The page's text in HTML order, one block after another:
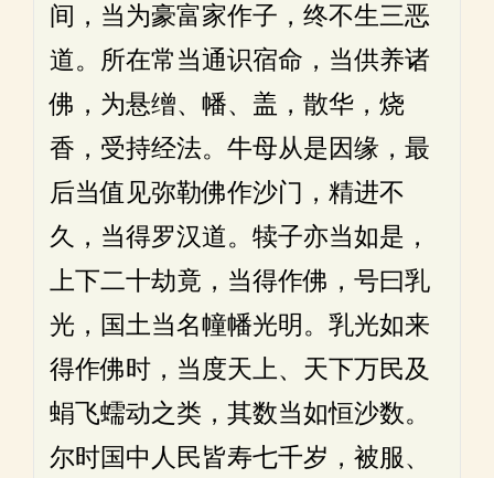
间，当为豪富家作子，终不生三恶
道。所在常当通识宿命，当供养诸
佛，为悬缯、幡、盖，散华，烧
香，受持经法。牛母从是因缘，最
后当值见弥勒佛作沙门，精进不
久，当得罗汉道。犊子亦当如是，
上下二十劫竟，当得作佛，号曰乳
光，国土当名幢幡光明。乳光如来
得作佛时，当度天上、天下万民及
蜎飞蠕动之类，其数当如恒沙数。
尔时国中人民皆寿七千岁，被服、